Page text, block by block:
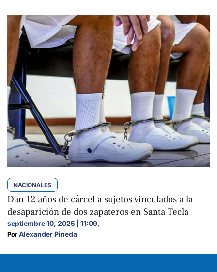
NACIONALES
Dan 12 años de cárcel a sujetos vinculados a la
desaparición de dos zapateros en Santa Tecla
septiembre 10, 2025 | 11:09,
Por Alexander Pineda